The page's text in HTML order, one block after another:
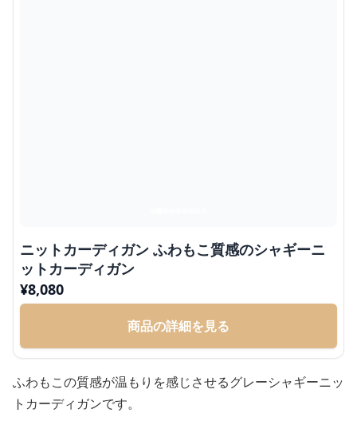
ニットカーディガン ふわもこ質感のシャギーニ
ットカーディガン
¥8,080
商品の詳細を見る
ふわもこの質感が温もりを感じさせるグレーシャギーニッ
トカーディガンです。